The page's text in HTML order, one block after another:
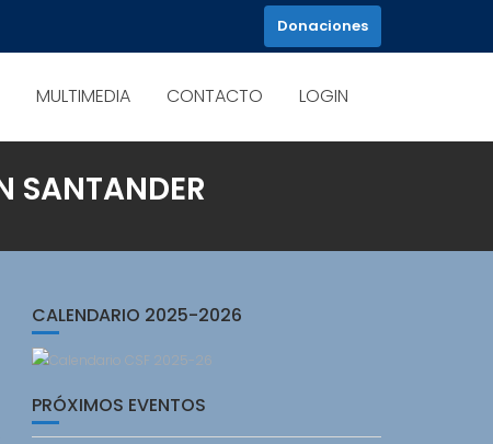
Donaciones
MULTIMEDIA CONTACTO LOGIN
SANTANDER
CALENDARIO 2025-2026
PRÓXIMOS EVENTOS